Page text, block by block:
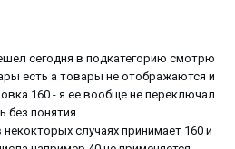
сегодня в подкатегорию смотрю
есть а товары не отображаются и
160 - я ее вообще не переключал
без понятия.
некокторых случаях принимает 160 и